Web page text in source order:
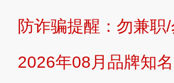
提交说明： 快速提交
防诈骗提醒：勿兼职
2026年08月品牌知